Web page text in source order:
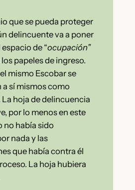
que se pueda proteger
delincuente va a poner
espacio de “ocupación”
papeles de ingreso.
mismo Escobar se
sí mismos como
hoja de delincuencia
por lo menos en este
no había sido
nada y las
que había contra él
La hoja hubiera